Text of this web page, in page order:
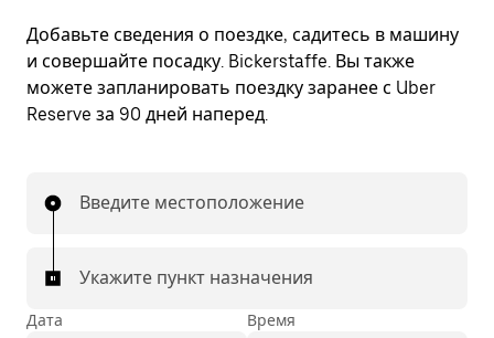
Добавьте сведения о поездке, садитесь в машину
и совершайте посадку. Bickerstaffe. Вы также
можете запланировать поездку заранее с Uber
Reserve за 90 дней наперед.
Введите местоположение
Укажите пункт назначения
Дата Время